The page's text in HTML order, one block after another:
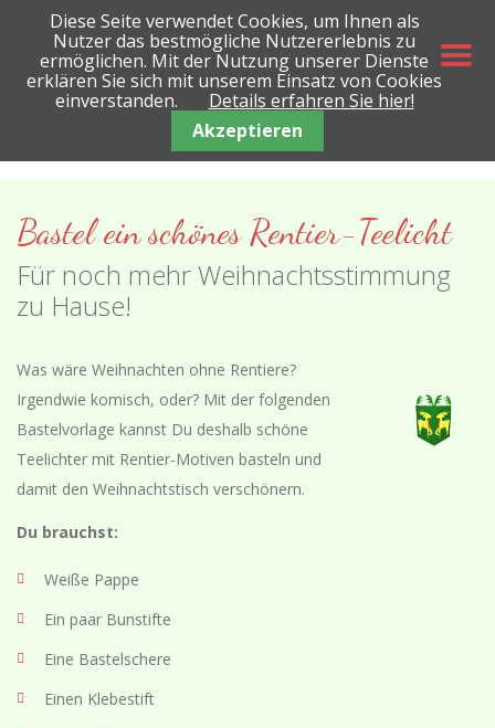
Bastel ein schönes Rentier-Teelicht
Für noch mehr Weihnachtsstimmung
zu Hause!
Was wäre Weihnachten ohne Rentiere?
Irgendwie komisch, oder? Mit der folgenden
Bastelvorlage kannst Du deshalb schöne
Teelichter mit Rentier-Motiven basteln und
damit den Weihnachtstisch verschönern.
Du brauchst:
Weiße Pappe
Ein paar Bunstifte
Eine Bastelschere
Einen Klebestift
Diese Seite verwendet Cookies, um Ihnen als
Nutzer das bestmögliche Nutzererlebnis zu
ermöglichen. Mit der Nutzung unserer Dienste
erklären Sie sich mit unserem Einsatz von Cookies
einverstanden.
Details erfahren Sie hier!
Akzeptieren